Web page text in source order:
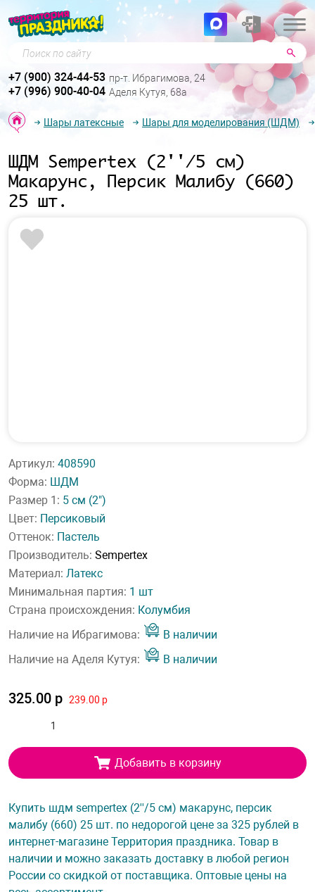
Поиск по сайту
+7 (900) 324-44-53 пр-т. Ибрагимова, 24
+7 (996) 900-40-04 Аделя Кутуя, 68а
Шары латексные Шары для моделирования (ШДМ)
ШДМ Sempertex (2''/5 см)
Макарунс, Персик Малибу (660)
25 шт.
Артикул: 408590
Форма: ШДМ
Размер 1: 5 см (2")
Цвет: Персиковый
Оттенок: Пастель
Производитель: Sempertex
Материал: Латекс
Минимальная партия: 1 шт
Страна происхождения: Колумбия
Наличие на Ибрагимова:
В наличии
Наличие на Аделя Кутуя:
В наличии
325.00 р 239.00 р
Добавить в корзину
Купить шдм sempertex (2''/5 см) макарунс, персик
малибу (660) 25 шт. по недорогой цене за 325 рублей в
интернет-магазине Территория праздника. Товар в
наличии и можно заказать доставку в любой регион
России со скидкой от поставщика. Оптовые цены на